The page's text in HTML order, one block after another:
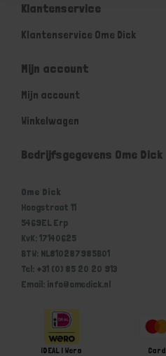
Klantenservice
Klantenservice Ome Dick
Mijn account
Mijn account
Winkelwagen
Bedrijfsgegevens Ome Dick
Ome Dick
Hoogstraat 11
5469EL Erp
KvK: 17140625
BTW: NL810287985B01
Tel: +31 (0) 85 20 20 913
Email: info@omedick.nl
iDEAL | Wero Card